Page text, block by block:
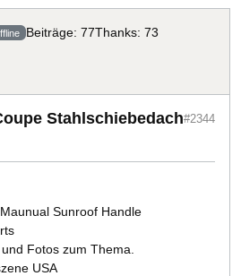
Beiträge: 77Thanks: 73
Stahlschiebedach#2344
Sunroof Handle
Fotos zum Thema.
USA